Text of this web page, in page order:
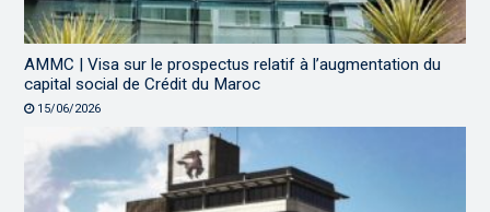
AMMC | Visa sur le prospectus relatif à l’augmentation du
capital social de Crédit du Maroc
15/06/2026